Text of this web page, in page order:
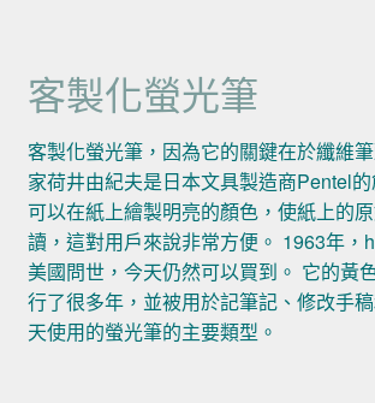
客製化螢光筆
客製化螢光筆，因為它的關鍵在於纖維
家荷井由紀夫是日本文具製造商Pentel
可以在紙上繪製明亮的顏色，使紙上的
讀，這對用戶來說非常方便。 1963年，
美國問世，今天仍然可以買到。 它的黃
行了很多年，並被用於記筆記、修改手
天使用的螢光筆的主要類型。